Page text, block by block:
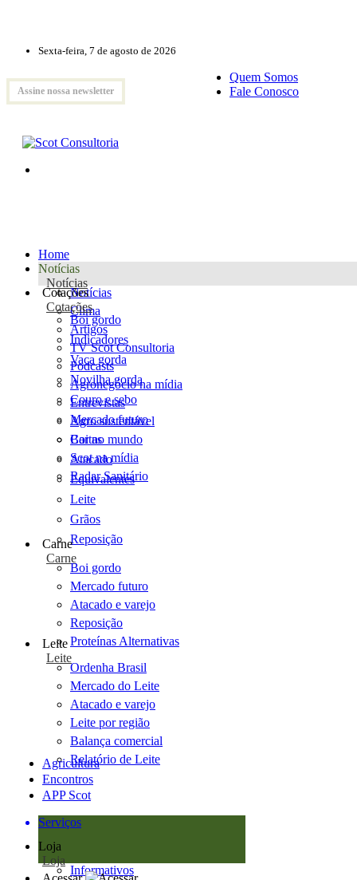
Sexta-feira, 7 de agosto de 2026
Assine nossa newsletter
Quem Somos
Fale Conosco
Home
Notícias
Notícias
Notícias
Clima
Artigos
TV Scot Consultoria
Podcasts
Agronegócio na mídia
Entrevistas
Agro sustentável
Cartas
Scot na mídia
Radar Sanitário
Cotações
Cotações
Boi gordo
Indicadores
Vaca gorda
Novilha gorda
Couro e sebo
Mercado futuro
Boi no mundo
Atacado
Equivalentes
Leite
Grãos
Reposição
Carne
Carne
Boi gordo
Mercado futuro
Atacado e varejo
Reposição
Proteínas Alternativas
Leite
Leite
Ordenha Brasil
Mercado do Leite
Atacado e varejo
Leite por região
Balança comercial
Relatório de Leite
Agricultura
Encontros
APP Scot
Serviços
Loja
Loja
Informativos